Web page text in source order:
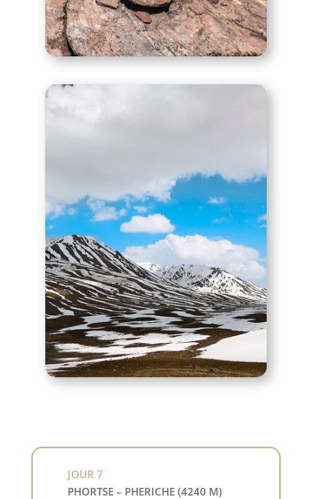
JOUR 7
PHORTSE – PHERICHE (4240 M)